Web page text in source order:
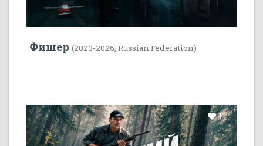
Фишер (2023-2026, Russian Federation)
11